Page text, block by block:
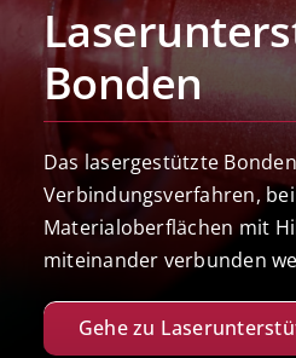
Bonden
Das lasergestützte
Verbindungsverfahren,
Materialoberflächen mit
miteinander verbunden
Gehe zu